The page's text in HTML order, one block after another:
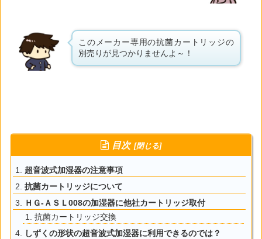
このメーカー専用の抗菌カートリッジの
別売りが見つかりませんよ～！
目次
超音波式加湿器の注意事項
抗菌カートリッジについて
ＨＧ-ＡＳＬ008の加湿器に他社カートリッジ取付
抗菌カートリッジ交換
しずくの形状の超音波式加湿器に利用できるのでは？